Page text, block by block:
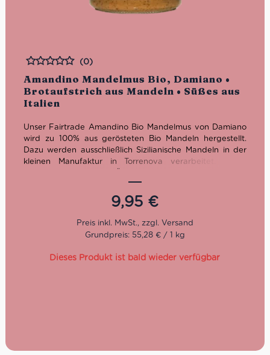
Amandino Mandelmus Bio, Damiano •
Brotaufstrich aus Mandeln • Süßes aus
Italien
Bewertet
(0)
Unser Fairtrade Amandino Bio Mandelmus von Damiano
wird zu 100% aus gerösteten Bio Mandeln hergestellt.
Dazu werden ausschließlich Sizilianische Mandeln in der
kleinen Manufaktur in Torrenova verarbeitet. Dabei
bleiben die wertvollen Öle im Amandino Bio Mandelmus
erhalten. Doch eigentlich lieben wir die Produkte von
Damiano, weil sie so unglaublich lecker sind.
Dieser Brotaufstrich wird aus 100% gerösteten Mandeln
hergestellt, ohne Konservierungsstoffe und frei von
Emulgatoren. Eine eventuelle Trennung der Öle ist
natürlich, daher ist es empfehlenswert, vor Gebrauch
immer kräftig durchzurühren. Nach dem Öffnen an einem
9,95 €
Grundpreis: 55,28 € / 1 kg
Dieses Produkt ist bald wieder verfügbar